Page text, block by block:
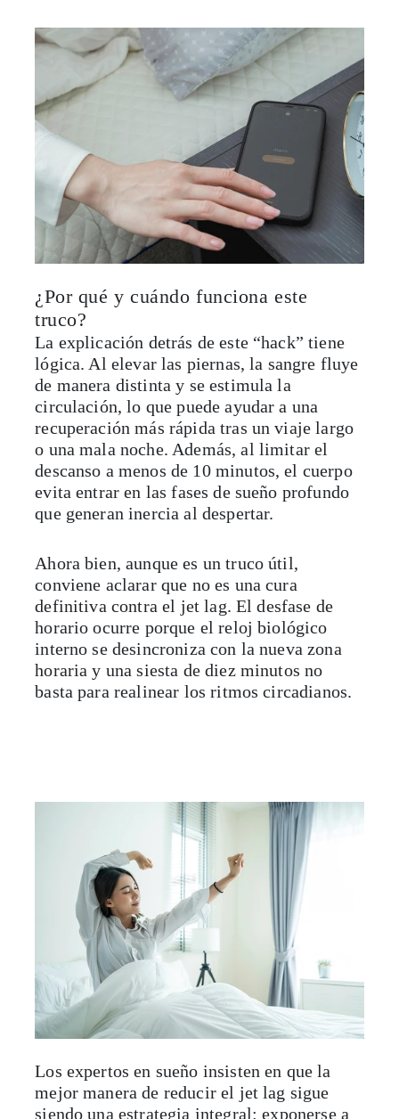
¿Por qué y cuándo funciona este
truco?
La explicación detrás de este “hack” tiene
lógica. Al elevar las piernas, la sangre fluye
de manera distinta y se estimula la
circulación, lo que puede ayudar a una
recuperación más rápida tras un viaje largo
o una mala noche. Además, al limitar el
descanso a menos de 10 minutos, el cuerpo
evita entrar en las fases de sueño profundo
que generan inercia al despertar.
Ahora bien, aunque es un truco útil,
conviene aclarar que no es una cura
definitiva contra el jet lag. El desfase de
horario ocurre porque el reloj biológico
interno se desincroniza con la nueva zona
horaria y una siesta de diez minutos no
basta para realinear los ritmos circadianos.
Los expertos en sueño insisten en que la
mejor manera de reducir el jet lag sigue
siendo una estrategia integral: exponerse a